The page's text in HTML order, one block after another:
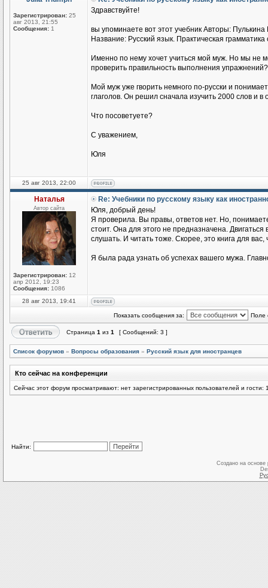
Зарегистрирован: 25
авг 2013, 21:55
Сообщения: 1
Здравствуйте!
вы упоминаете вот этот учебник Авторы:
Название: Русский язык. Практическая
Именно по нему хочет учиться мой муж. Но мы не
проверить правильность выполнения упражнений?
Мой муж уже гворить немного по-русски и
глаголов. Он решил сначала изучить 2000 слов и
Что посоветуете?
С уважением,
Юля
25 авг 2013, 22:00
Наталья
Автор сайта
Зарегистрирован: 12
апр 2012, 19:23
Сообщения: 1086
Re: Учебники по русскому языку как
Юля, добрый день!
Я проверила. Вы правы, ответов нет. Но,
стоит. Она для этого не предназначена.
слушать. И читать тоже. Скорее, это книга для
Я была рада узнать об успехах вашего мужа.
28 авг 2013, 19:41
Показать сообщения за: Поле
Страница 1 из 1 [ Сообщений: 3 ]
Список форумов » Вопросы образования » Русский язык для иностранцев
Кто сейчас на конференции
Сейчас этот форум просматривают: нет зарегистрированных пользователей и гости:
Найти:
Создано на основе